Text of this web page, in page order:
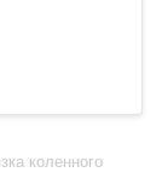
коленного